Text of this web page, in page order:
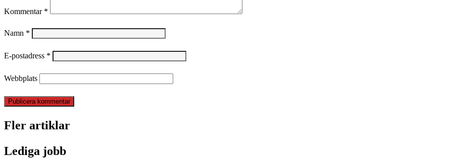
Kommentar *
Namn *
E-postadress *
Webbplats
Fler artiklar
Lediga jobb